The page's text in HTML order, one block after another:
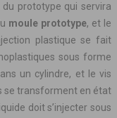
prototype qui servira
moule prototype, et le
plastique se fait
sous forme
un cylindre, et le vis
se transforment en état
doit s’injecter sous